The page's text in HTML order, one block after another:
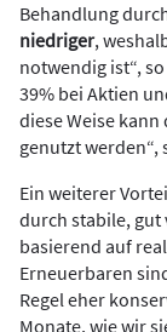
Behandlung
niedriger,
notwendig ist“,
39% bei Aktien
diese Weise
genutzt werden“,
Ein weiterer
durch stabile, gut
basierend auf
Erneuerbaren
Regel eher
Monate, wie wir